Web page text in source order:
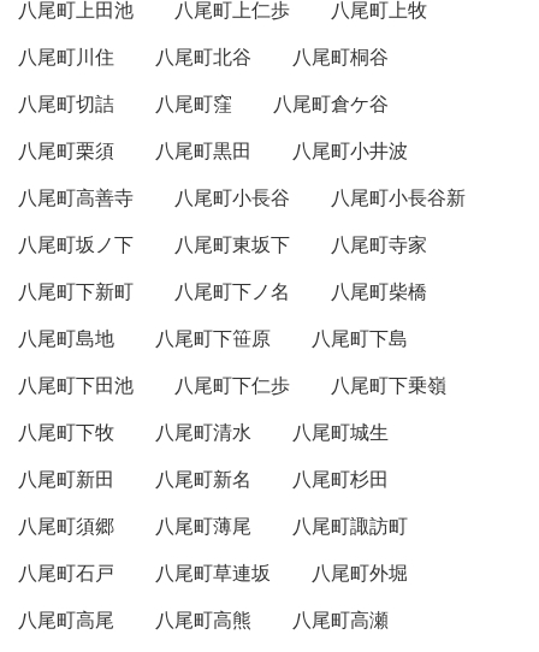
八尾町上田池
八尾町上仁歩
八尾町上牧
八尾町川住
八尾町北谷
八尾町桐谷
八尾町切詰
八尾町窪
八尾町倉ケ谷
八尾町栗須
八尾町黒田
八尾町小井波
八尾町高善寺
八尾町小長谷
八尾町小長谷新
八尾町坂ノ下
八尾町東坂下
八尾町寺家
八尾町下新町
八尾町下ノ名
八尾町柴橋
八尾町島地
八尾町下笹原
八尾町下島
八尾町下田池
八尾町下仁歩
八尾町下乗嶺
八尾町下牧
八尾町清水
八尾町城生
八尾町新田
八尾町新名
八尾町杉田
八尾町須郷
八尾町薄尾
八尾町諏訪町
八尾町石戸
八尾町草連坂
八尾町外堀
八尾町高尾
八尾町高熊
八尾町高瀬